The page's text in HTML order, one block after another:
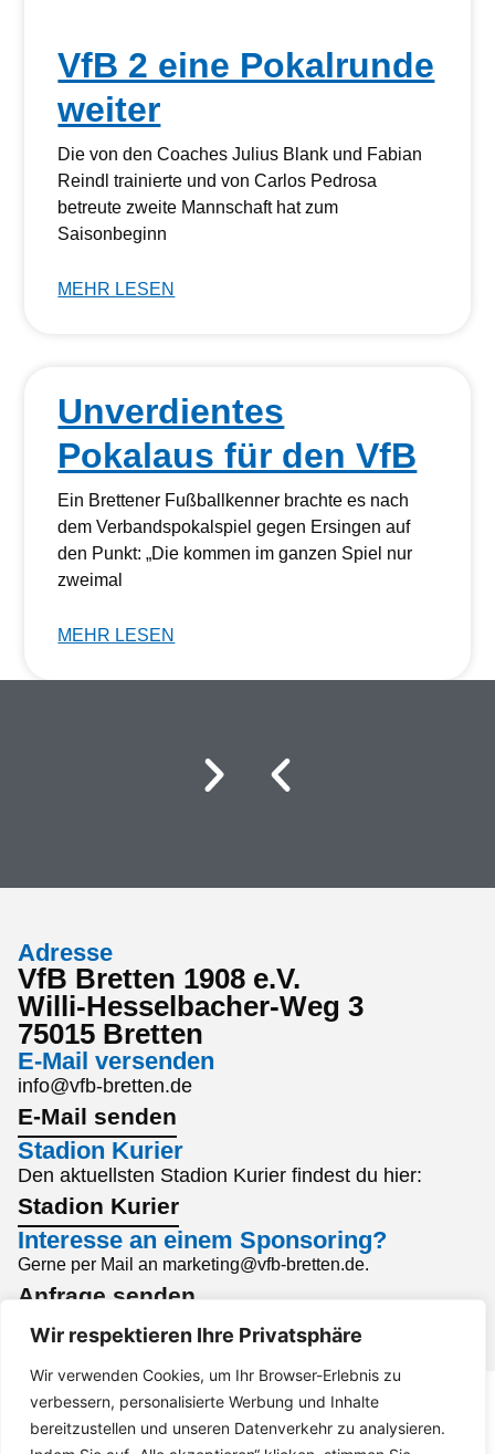
Wir respektieren Ihre Privatsphäre
Wir verwenden Cookies, um Ihr Browser-Erlebnis zu
verbessern, personalisierte Werbung und Inhalte
bereitzustellen und unseren Datenverkehr zu analysieren.
VfB 2 eine Pokalrunde
weiter
Die von den Coaches Julius Blank und Fabian
Reindl trainierte und von Carlos Pedrosa
betreute zweite Mannschaft hat zum
Saisonbeginn
MEHR LESEN
Unverdientes
Pokalaus für den VfB
Ein Brettener Fußballkenner brachte es nach
dem Verbandspokalspiel gegen Ersingen auf
den Punkt: „Die kommen im ganzen Spiel nur
zweimal
MEHR LESEN
Adresse
VfB Bretten 1908 e.V.
Willi-Hesselbacher-Weg 3
75015 Bretten
E-Mail versenden
info@vfb-bretten.de
E-Mail senden
Stadion Kurier
Den aktuellsten Stadion Kurier findest du hier:
Stadion Kurier
Interesse an einem Sponsoring?
Gerne per Mail an marketing@vfb-bretten.de.
Anfrage senden
ImpressumDatenschutzBarrierefreiheit